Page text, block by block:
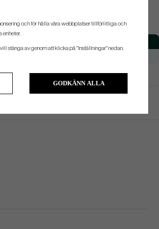
och för hålla våra webbplatser tillförlitliga och
enheter.
stänga av genom att klicka på "Inställningar" nedan.
GODKÄNN ALLA